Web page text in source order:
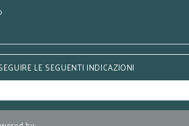
LE SEGUENTI INDICAZIONI